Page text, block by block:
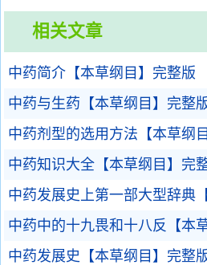
相关文章
中药简介【本草纲目】完整版
中药与生药【本草纲目】完整
中药剂型的选用方法【本草纲
中药知识大全【本草纲目】完
中药发展史上第一部大型辞典
中药中的十九畏和十八反【本
中药发展史【本草纲目】完整